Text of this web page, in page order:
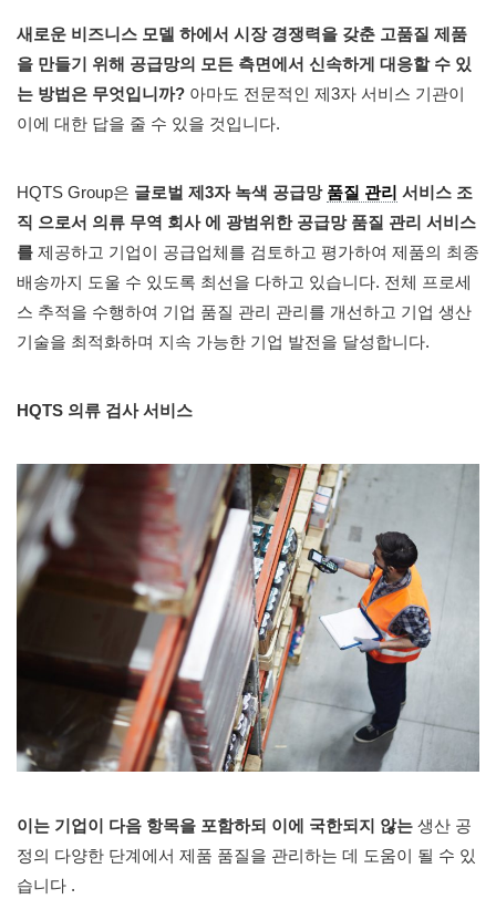
새로운 비즈니스 모델 하에서 시장 경쟁력을 갖춘 고품질 제품
을 만들기 위해 공급망의 모든 측면에서 신속하게 대응할 수 있
는 방법은 무엇입니까? 아마도 전문적인 제3자 서비스 기관이
이에 대한 답을 줄 수 있을 것입니다.
HQTS Group은 글로벌 제3자 녹색 공급망 품질 관리 서비스 조
직 으로서 의류 무역 회사에 광범위한 공급망 품질 관리 서비스
를 제공하고 기업이 공급업체를 검토하고 평가하여 제품의 최종
배송까지 도울 수 있도록 최선을 다하고 있습니다. 전체 프로세
스 추적을 수행하여 기업 품질 관리 관리를 개선하고 기업 생산
기술을 최적화하며 지속 가능한 기업 발전을 달성합니다.
HQTS 의류 검사 서비스
이는 기업이 다음 항목을 포함하되 이에 국한되지 않는 생산 공
정의 다양한 단계에서 제품 품질을 관리하는 데 도움이 될 수 있
습니다 .